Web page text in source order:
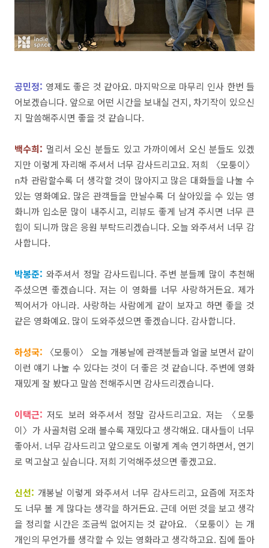
공민정: 영제도 좋은 것 같아요. 마지막으로 마무리 인사 한번 들
어보겠습니다. 앞으로 어떤 시간을 보내실 건지,차기작이 있으신
지 말씀해주시면 좋을 것 같습니다.
백수희: 멀리서 오신 분들도 있고 가까이에서 오신 분들도 있겠
지만 이렇게 자리해 주셔서 너무 감사드리고요.저희
〈모퉁이〉
n차 관람할수록 더 생각할 것이 많아지고 많은 대화들을 나눌 수
있는 영화예요. 많은 관객들을 만날수록 더 살아있을 수 있는 영
화니까 입소문 많이 내주시고, 리뷰도 좋게 남겨 주시면 너무 큰
힘이 되니까 많은 응원 부탁드리겠습니다. 오늘 와주셔서 너무 감
사합니다.
박봉준: 와주셔서 정말 감사드립니다.주변 분들께 많이 추천해
주셨으면 좋겠습니다. 저는 이 영화를 너무 사랑하거든요. 제가
찍어서가 아니라. 사랑하는 사람에게 같이 보자고 하면 좋을 것
같은 영화예요. 많이 도와주셨으면 좋겠습니다. 감사합니다.
하성국: 〈모퉁이〉 오늘 개봉날에 관객분들과 얼굴 보면서 같이
이런 얘기 나눌 수 있다는 것이 더 좋은 것 같습니다. 주변에 영화
재밌게 잘 봤다고 말씀 전해주시면 감사드리겠습니다.
이택근:저도 보러 와주셔서 정말 감사드리고요. 저는
〈모퉁
이〉가 사골처럼 오래 볼수록 재밌다고 생각해요. 대사들이 너무
좋아서. 너무 감사드리고 앞으로도 이렇게 계속 연기하면서, 연기
로 먹고살고 싶습니다. 저희 기억해주셨으면 좋겠고요.
신선: 개봉날 이렇게 와주셔서 너무 감사드리고, 요즘에 저조차
도 너무 볼 게 많다는 생각을 하거든요.근데 어떤 것을 보고생각
을 정리할 시간은 조금씩 없어지는 것 같아요. 〈모퉁이〉는 개
개인의 무언가를 생각할수 있는 영화라고생각하고요. 집에 돌아